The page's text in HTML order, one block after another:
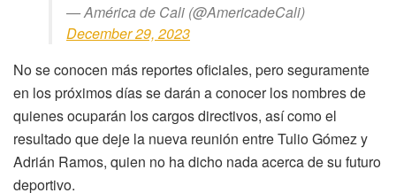
— América de Cali (@AmericadeCali)
December 29, 2023
No se conocen más reportes oficiales, pero seguramente
en los próximos días se darán a conocer los nombres de
quienes ocuparán los cargos directivos, así como el
resultado que deje la nueva reunión entre Tulio Gómez y
Adrián Ramos, quien no ha dicho nada acerca de su futuro
deportivo.